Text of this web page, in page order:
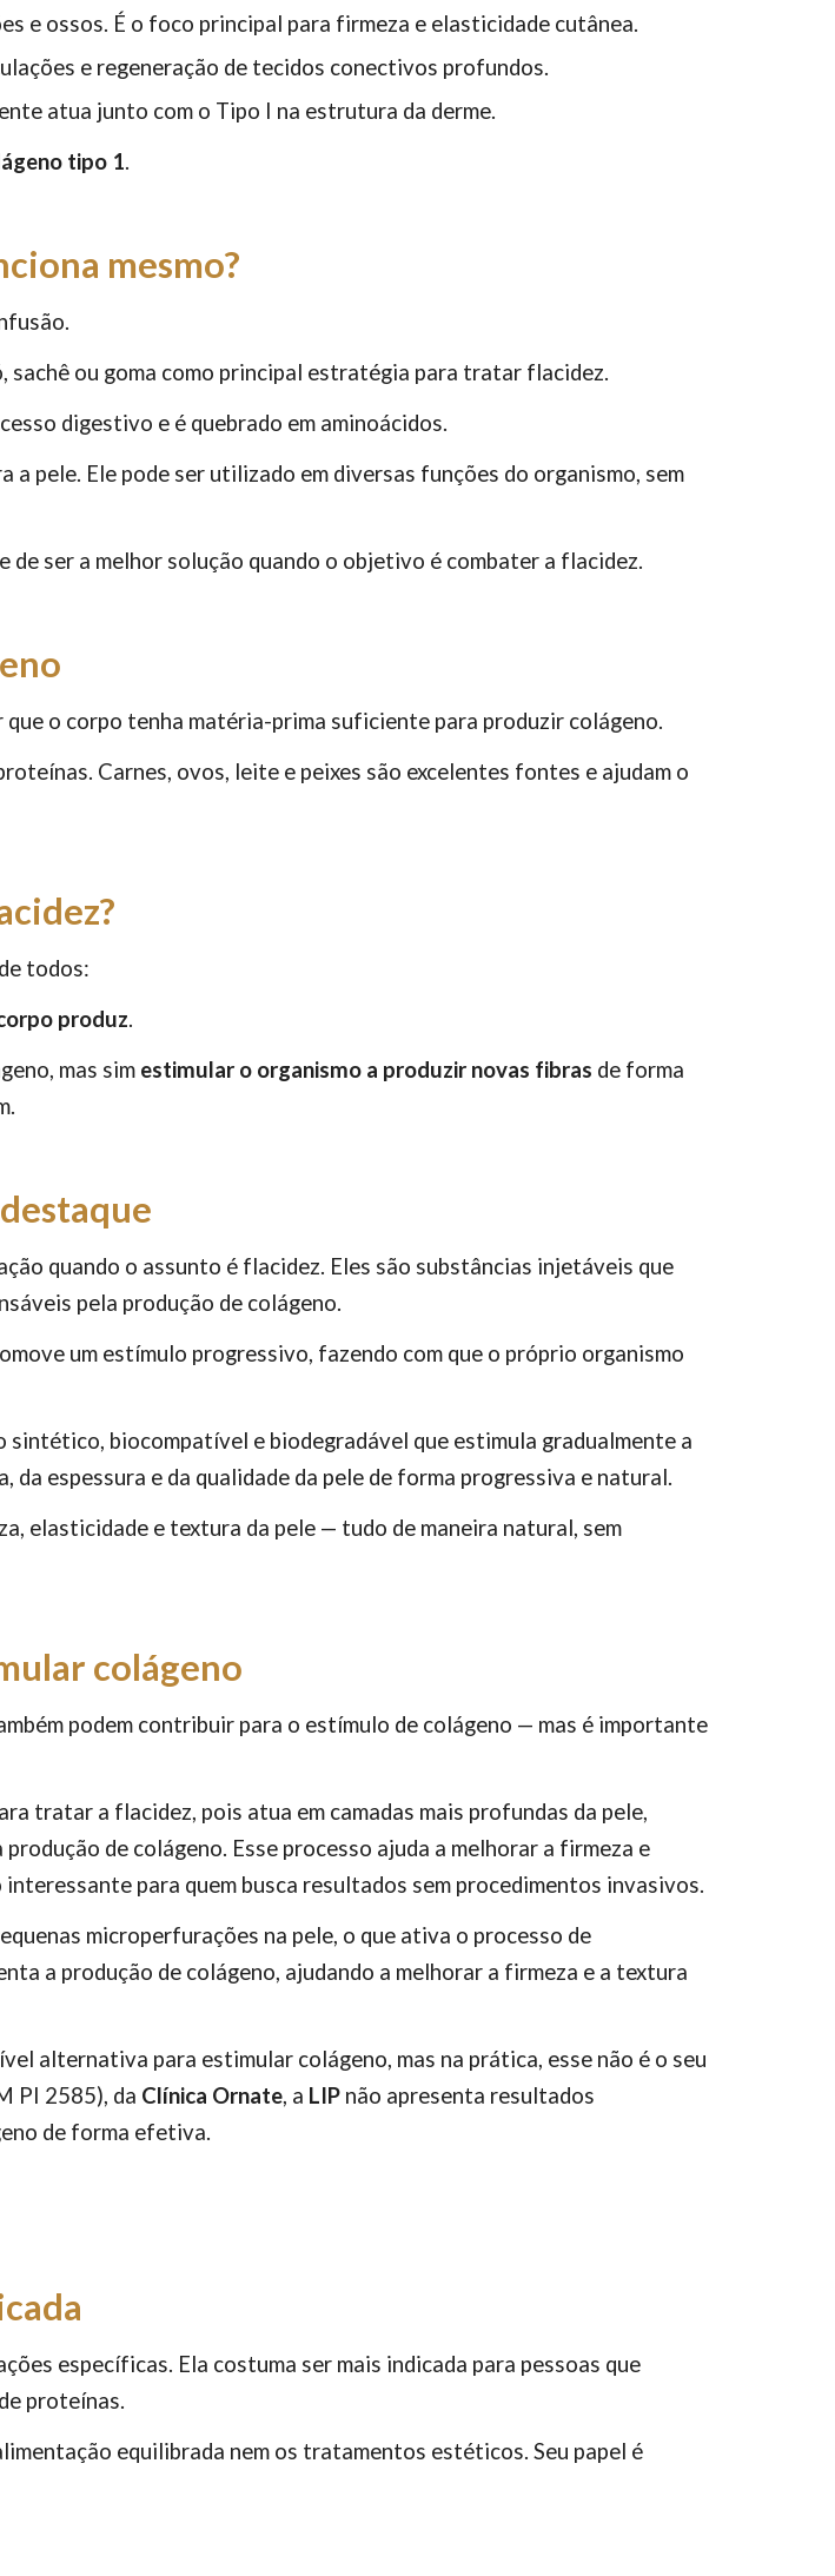
e ossos. É o foco principal para firmeza e elasticidade cutânea.
e regeneração de tecidos conectivos profundos.
atua junto com o Tipo I na estrutura da derme.
tipo 1.
mesmo?
sachê ou goma como principal estratégia para tratar flacidez.
digestivo e é quebrado em aminoácidos.
pele. Ele pode ser utilizado em diversas funções do organismo, sem
ser a melhor solução quando o objetivo é combater a flacidez.
o corpo tenha matéria-prima suficiente para produzir colágeno.
Carnes, ovos, leite e peixes são excelentes fontes e ajudam o
todos:
produz.
mas sim estimular o organismo a produzir novas fibras de forma
quando o assunto é flacidez. Eles são substâncias injetáveis que
pela produção de colágeno.
um estímulo progressivo, fazendo com que o próprio organismo
sintético, biocompatível e biodegradável que estimula gradualmente a
espessura e da qualidade da pele de forma progressiva e natural.
elasticidade e textura da pele — tudo de maneira natural, sem
colágeno
podem contribuir para o estímulo de colágeno — mas é importante
tratar a flacidez, pois atua em camadas mais profundas da pele,
de colágeno. Esse processo ajuda a melhorar a firmeza e
para quem busca resultados sem procedimentos invasivos.
microperfurações na pele, o que ativa o processo de
a produção de colágeno, ajudando a melhorar a firmeza e a textura
alternativa para estimular colágeno, mas na prática, esse não é o seu
PI 2585), da Clínica Ornate, a LIPnão apresenta resultados
de forma efetiva.
específicas. Ela costuma ser mais indicada para pessoas que
proteínas.
equilibrada nem os tratamentos estéticos. Seu papel é